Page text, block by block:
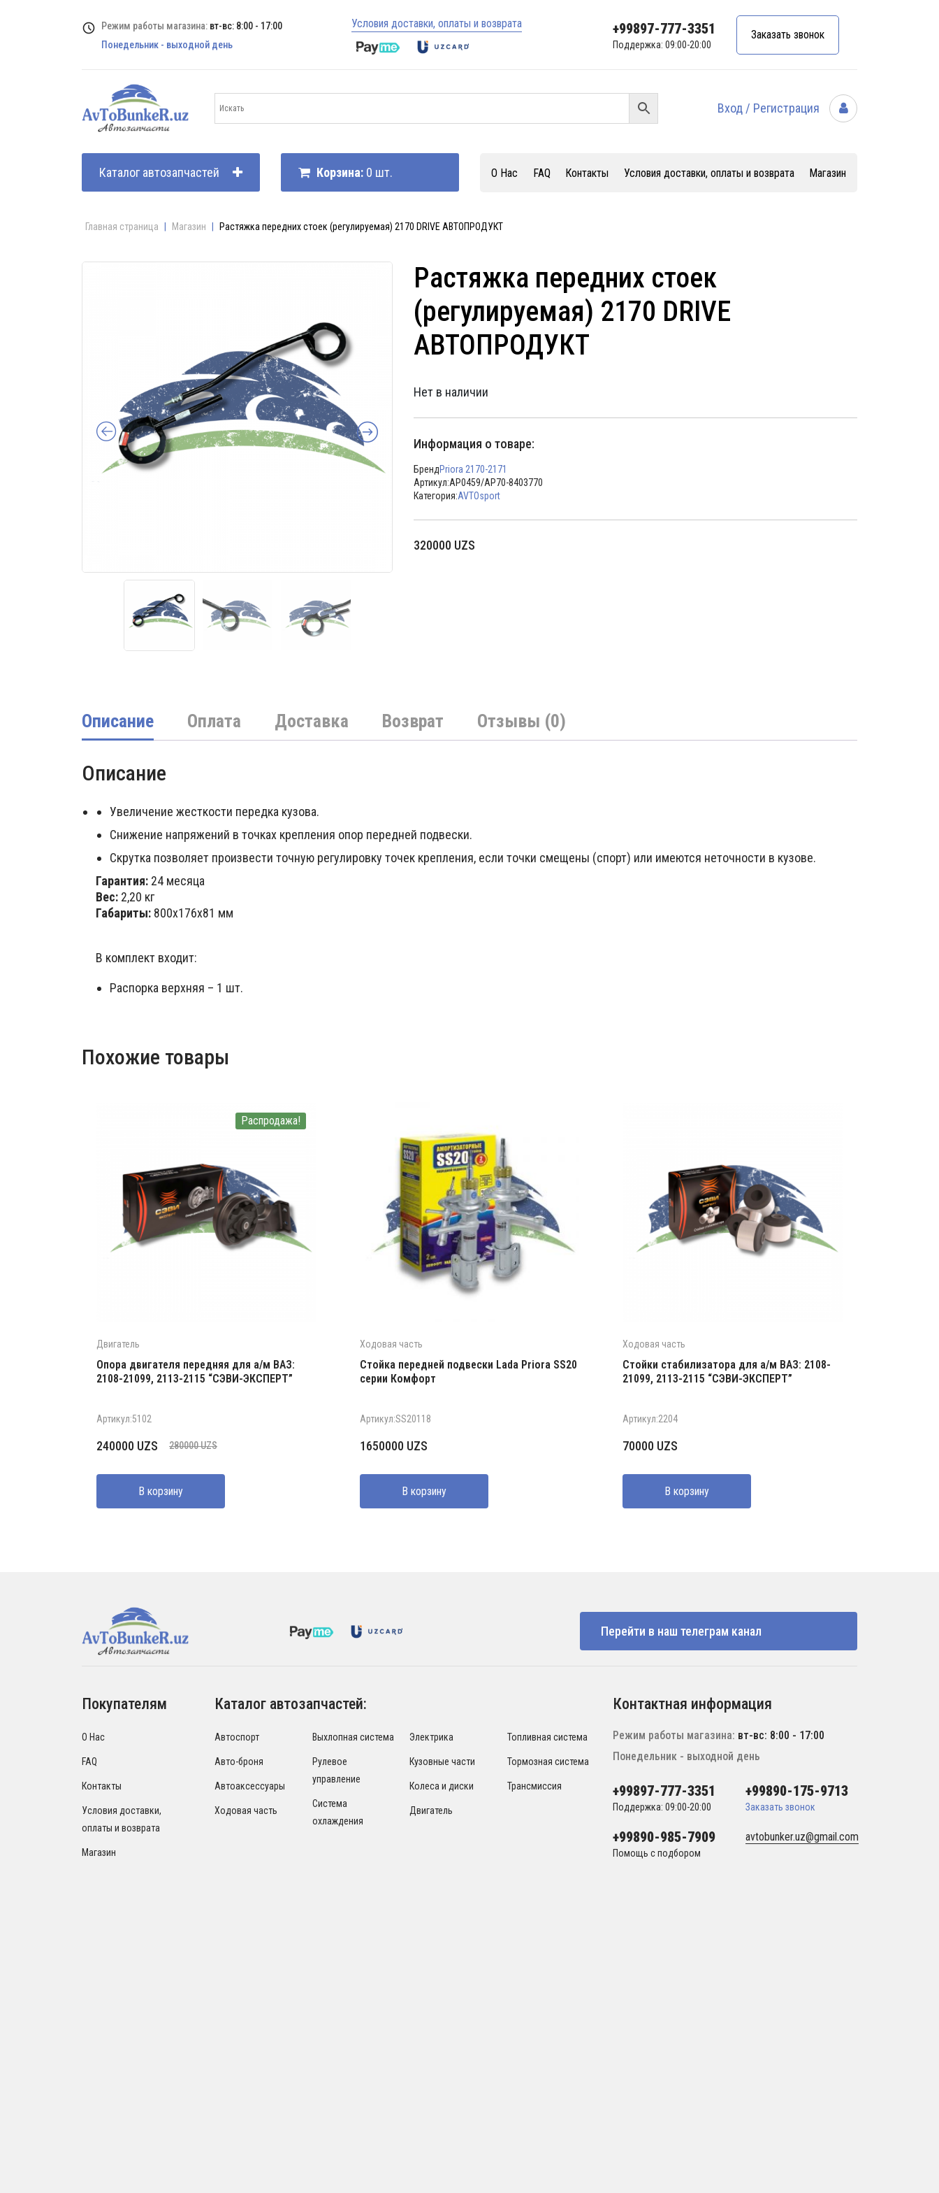
Режим работы магазина: вт-вс: 8:00 - 17:00
Понедельник - выходной день
Условия доставки, оплаты и возврата +99897-777-3351
Поддержка: 09:00-20:00
Заказать звонок
Вход / Регистрация
Каталог автозапчастей Корзина: 0 шт. О Нас FAQ Контакты Условия доставки, оплаты и возврата Магазин
Главная страница Магазин Растяжка передних стоек (регулируемая) 2170 DRIVE АВТОПРОДУКТ
Растяжка передних стоек
(регулируемая) 2170 DRIVE
АВТОПРОДУКТ
Нет в наличии
Информация о товаре:
БрендPriora 2170-2171
Артикул:АР0459/АР70-8403770
Категория:AVTOsport
320000 UZS
Описание Оплата Доставка Возврат Отзывы (0)
Описание
Увеличение жесткости передка кузова.
Снижение напряжений в точках крепления опор передней подвески.
Скрутка позволяет произвести точную регулировку точек крепления, если точки смещены (спорт) или имеются неточности в кузове.
Гарантия: 24 месяца
Вес: 2,20 кг
Габариты: 800х176х81 мм
В комплект входит:
Распорка верхняя – 1 шт.
Похожие товары
Распродажа!
Двигатель
Опора двигателя передняя для а/м ВАЗ:
2108-21099, 2113-2115 “СЭВИ-ЭКСПЕРТ”
Артикул:5102
280000UZS
Первоначальная
составляла
280000 UZS.
240000 UZS
Текущая
240000 UZS.
В корзину
Ходовая часть
Стойка передней подвески Lada Priora SS20
серии Комфорт
Артикул:SS20118
1650000 UZS
В корзину
Ходовая часть
Стойки стабилизатора для а/м ВАЗ: 2108-
21099, 2113-2115 “СЭВИ-ЭКСПЕРТ”
Артикул:2204
70000 UZS
В корзину
Перейти в наш телеграм канал
Покупателям
О Нас
FAQ
Контакты
Условия доставки,
оплаты и возврата
Магазин
Каталог автозапчастей:
Автоспорт
Авто-броня
Автоаксессуары
Ходовая часть
Выхлопная система
Рулевое
управление
Система
охлаждения
Электрика
Кузовные части
Колеса и диски
Двигатель
Топливная система
Тормозная система
Трансмиссия
Контактная информация
Режим работы магазина: вт-вс: 8:00 - 17:00
Понедельник - выходной день
+99897-777-3351
Поддержка: 09:00-20:00
+99890-175-9713
Заказать звонок
+99890-985-7909
Помощь с подбором
avtobunker.uz@gmail.com